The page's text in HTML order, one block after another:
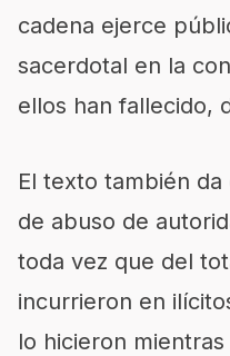
cadena ejerce
sacerdotal en la
ellos han fallecido,
El texto también
de abuso de
toda vez que del
incurrieron en
lo hicieron